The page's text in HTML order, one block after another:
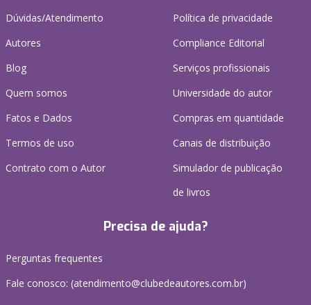
Dúvidas/Atendimento
Autores
Blog
Quem somos
Fatos e Dados
Termos de uso
Contrato com o Autor
Política de privacidade
Compliance Editorial
Serviços profissionais
Universidade do autor
Compras em quantidade
Canais de distribuição
Simulador de publicação
de livros
Precisa de ajuda?
Perguntas frequentes
Fale conosco: (atendimento@clubedeautores.com.br)